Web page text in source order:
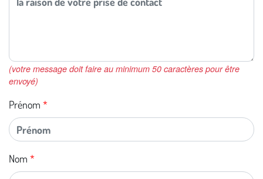
(votre message doit faire au minimum 50 caractères pour être
envoyé)
Prénom
Nom